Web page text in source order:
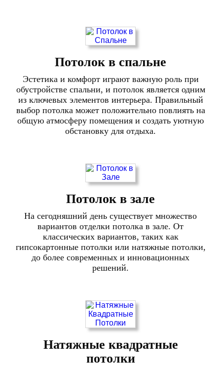
Потолок в спальне
Эстетика и комфорт играют важную роль при
обустройстве спальни, и потолок является одним
из ключевых элементов интерьера. Правильный
выбор потолка может положительно повлиять на
общую атмосферу помещения и создать уютную
обстановку для отдыха.
Потолок в зале
На сегодняшний день существует множество
вариантов отделки потолка в зале. От
классических вариантов, таких как
гипсокартонные потолки или натяжные потолки,
до более современных и инновационных
решений.
Натяжные квадратные
потолки